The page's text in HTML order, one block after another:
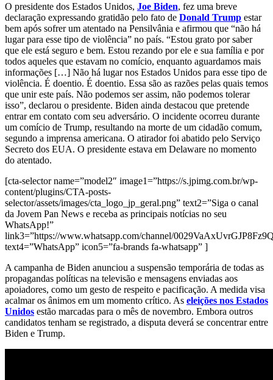
O presidente dos Estados Unidos, Joe Biden, fez uma breve
declaração expressando gratidão pelo fato de Donald Trump estar
bem após sofrer um atentado na Pensilvânia e afirmou que “não há
lugar para esse tipo de violência” no país. “Estou grato por saber
que ele está seguro e bem. Estou rezando por ele e sua família e por
todos aqueles que estavam no comício, enquanto aguardamos mais
informações […] Não há lugar nos Estados Unidos para esse tipo de
violência. É doentio. É doentio. Essa são as razões pelas quais temos
que unir este país. Não podemos ser assim, não podemos tolerar
isso”, declarou o presidente. Biden ainda destacou que pretende
entrar em contato com seu adversário. O incidente ocorreu durante
um comício de Trump, resultando na morte de um cidadão comum,
segundo a imprensa americana. O atirador foi abatido pelo Serviço
Secreto dos EUA. O presidente estava em Delaware no momento
do atentado.
[cta-selector name=”model2″ image1=”https://s.jpimg.com.br/wp-
content/plugins/CTA-posts-
selector/assets/images/cta_logo_jp_geral.png” text2=”Siga o canal
da Jovem Pan News e receba as principais notícias no seu
WhatsApp!”
link3=”https://www.whatsapp.com/channel/
text4=”WhatsApp” icon5=”fa-brands fa-whatsapp” ]
A campanha de Biden anunciou a suspensão temporária de todas as
propagandas políticas na televisão e mensagens enviadas aos
apoiadores, como um gesto de respeito e pacificação. A medida visa
acalmar os ânimos em um momento crítico. As eleições nos Estados
Unidos estão marcadas para o mês de novembro. Embora outros
candidatos tenham se registrado, a disputa deverá se concentrar entre
Biden e Trump.